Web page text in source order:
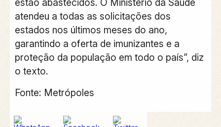
atendeu a todas as solicitações dos
estados nos últimos meses do ano,
garantindo a oferta de imunizantes e a
proteção da população em todo o país”, diz
o texto.
Fonte: Metrópoles